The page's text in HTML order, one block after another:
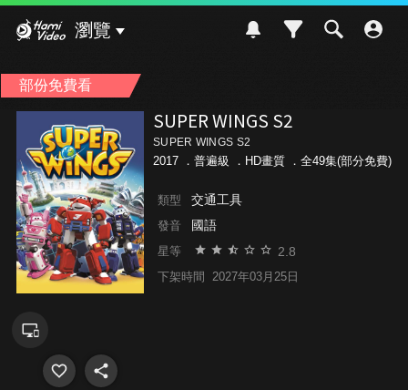
瀏覽
部份免費看
SUPER WINGS S2
SUPER WINGS S2
2017 ． 普遍級 ．HD畫質 ．全49集(部分免費)
類型 交通工具
發音 國語
星等 2.8
下架時間 2027年03月25日